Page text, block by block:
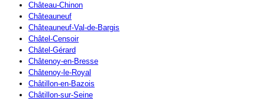
Château-Chinon
Châteauneuf
Châteauneuf-Val-de-Bargis
Châtel-Censoir
Châtel-Gérard
Châtenoy-en-Bresse
Châtenoy-le-Royal
Châtillon-en-Bazois
Châtillon-sur-Seine